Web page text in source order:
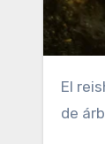
El
de